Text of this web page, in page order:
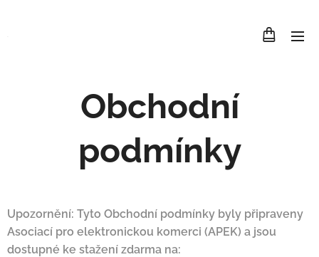
Obchodní
podmínky
Upozornění: Tyto Obchodní podmínky byly připraveny
Asociací pro elektronickou komerci (APEK) a jsou
dostupné ke stažení zdarma na: